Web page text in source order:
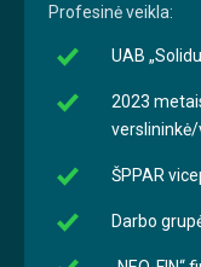
Profesinė veikla:
UAB
2023
verslininkė/
ŠPPAR
Darbo